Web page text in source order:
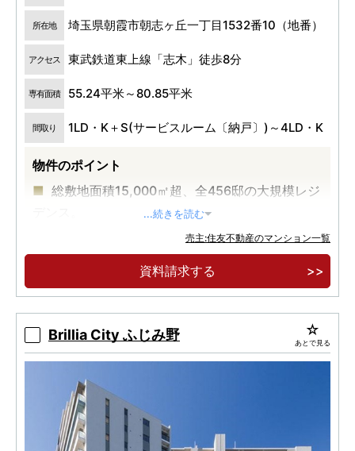
所在地 埼玉県朝霞市朝志ヶ丘一丁目1532番10（地番）
アクセス 東武鉄道東上線「志木」徒歩8分
専有面積 55.24平米～80.85平米
間取り 1LD・K＋S(サービスルーム〔納戸〕)～4LD・K
物件のポイント
総敷地面積15,000㎡超、全456邸の大規模レジ
東武東上線急行・始発停車駅「志木」から徒歩
８分。「池袋」駅へ直通25分。
...続きを読む
売主:住友不動産のマンション一覧
資料請求する
Brillia City ふじみ野 あとで見る